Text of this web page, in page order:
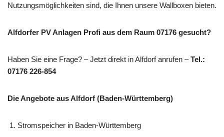
Nutzungsmöglichkeiten sind, die Ihnen unsere Wallboxen bieten.
Alfdorfer PV Anlagen Profi aus dem Raum 07176 gesucht?
Haben Sie eine Frage? – Jetzt direkt in Alfdorf anrufen –Tel.:
07176 226-854
Die Angebote aus Alfdorf (Baden-Württemberg)
Stromspeicher in Baden-Württemberg